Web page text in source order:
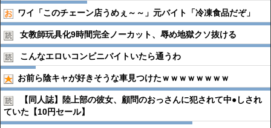
ワイ「このチェーン店うめぇ～～」元バイト「冷凍食品だぞ」
女教師玩具化9時間完全ノーカット、辱め地獄クソ抜ける
こんなエロいコンビニバイトいたら通うわ
お前ら陰キャが好きそうな車見つけたｗｗｗｗｗｗｗｗ
【同人誌】陸上部の彼女、顧問のおっさんに犯されて中●︎しされ
ていた【10円セール】